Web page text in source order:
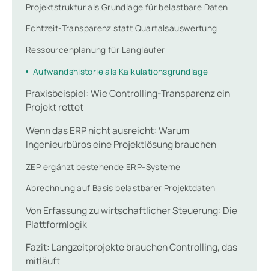
Projektstruktur als Grundlage für belastbare Daten
Echtzeit-Transparenz statt Quartalsauswertung
Ressourcenplanung für Langläufer
Aufwandshistorie als Kalkulationsgrundlage
Praxisbeispiel: Wie Controlling-Transparenz ein
Projekt rettet
Wenn das ERP nicht ausreicht: Warum
Ingenieurbüros eine Projektlösung brauchen
ZEP ergänzt bestehende ERP-Systeme
Abrechnung auf Basis belastbarer Projektdaten
Von Erfassung zu wirtschaftlicher Steuerung: Die
Plattformlogik
Fazit: Langzeitprojekte brauchen Controlling, das
mitläuft